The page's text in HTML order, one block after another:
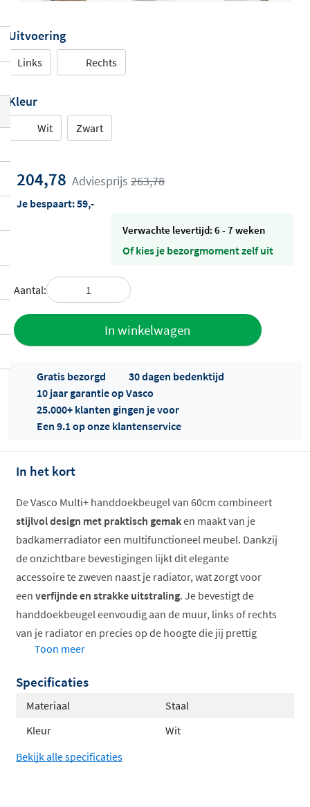
Uitvoering
Links Rechts
Kleur
Wit Zwart
204,78 Adviesprijs 263,78
Je bespaart:59,-
Verwachte levertijd: 6 - 7 weken
Of kies je bezorgmoment zelf uit
Aantal:
In winkelwagen
Offertes
Gratis bezorgd
30 dagen bedenktijd
10 jaar garantie op Vasco
25.000+ klanten gingen je voor
Een 9.1 op onze klantenservice
In het kort
De Vasco Multi+ handdoekbeugel van 60cm combineert
stijlvol design met praktisch gemaken maakt van je
badkamerradiator een multifunctioneel meubel. Dankzij
de onzichtbare bevestigingen lijkt dit elegante
accessoire te zweven naast je radiator, wat zorgt voor
een verfijnde en strakke uitstraling. Je bevestigt de
handdoekbeugel eenvoudig aan de muur, links of rechts
van je radiator en precies op de hoogte die jij prettig
vindt. Het dunne tablet wordt volledig omsloten door de
eenextra verfijnd ontwerp
Keuze uit links of rechts
Verfijnd, dun en strak design
Toon meer
Specificaties
Materiaal
Staal
Kleur
Wit
Bekijk alle specificaties